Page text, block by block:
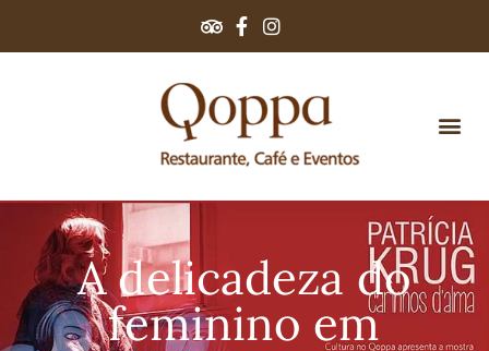
A delicadeza do
feminino em